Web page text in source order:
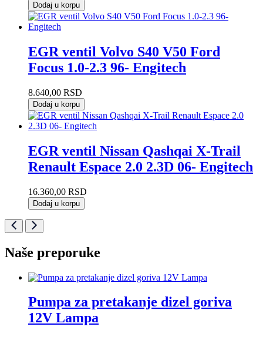
Dodaj u korpu
EGR ventil Volvo S40 V50 Ford
Focus 1.0-2.3 96- Engitech
8.640,00 RSD
Dodaj u korpu
EGR ventil Nissan Qashqai X-Trail
Renault Espace 2.0 2.3D 06- Engitech
16.360,00 RSD
Dodaj u korpu
Naše preporuke
Pumpa za pretakanje dizel goriva
12V Lampa